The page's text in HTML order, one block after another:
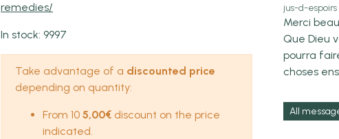
remedies/
In stock: 9997
Take advantage of a discounted price
depending on quantity:
From 105,00€ discount on the price
indicated.
jus-d-espoirs
Merci
Que Dieu
pourra
choses
All